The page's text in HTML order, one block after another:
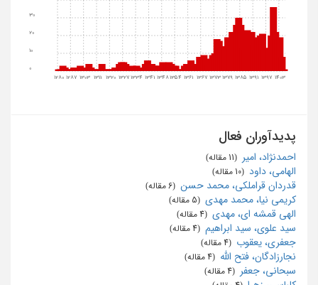
1280 1287 1303 1311 1320 1327 1334 1341 13481354 1361 1367 1373 1379 1385 1391 1397 1403
10
20
30
پدیدآوران فعال
احمدنژاد، امیر
الهامی، داود
قدردان قراملکی، محمد حسن
کریمی نیا، محمد مهدی
الهی قمشه ای، مهدی
سید علوی، سید ابراهیم
جعفری، یعقوب
نجارزادگان، فتح الله
سبحانی، جعفر